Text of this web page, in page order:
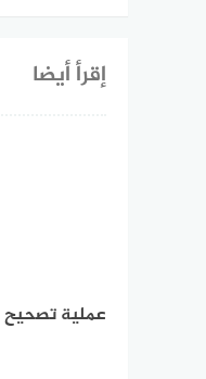
إقرأ أيضا
عملية تصحيح